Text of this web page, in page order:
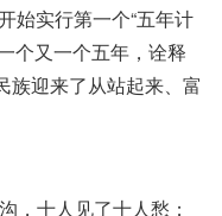
始实行第一个“五年计
个又一个五年，诠释
族迎来了从站起来、富
，十人见了十人愁；